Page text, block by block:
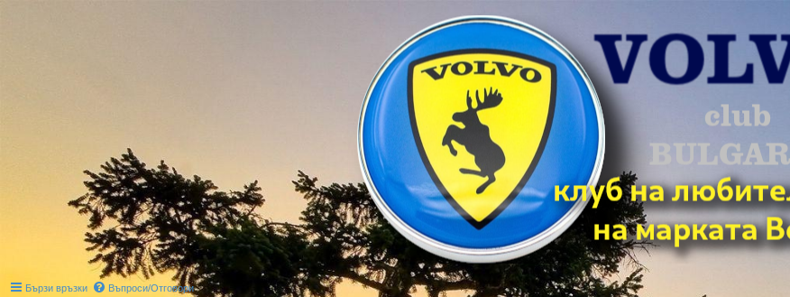
Бързи връзки Въпроси/Отговори